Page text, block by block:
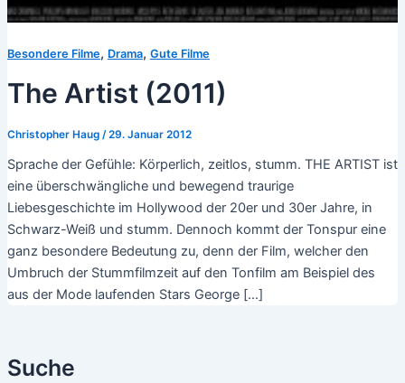
Suche
Besondere Filme, Drama, Gute Filme
The Artist (2011)
Christopher Haug /29. Januar 2012
Sprache der Gefühle: Körperlich, zeitlos, stumm. THE ARTIST ist
eine überschwängliche und bewegend traurige
Liebesgeschichte im Hollywood der 20er und 30er Jahre, in
Schwarz-Weiß und stumm. Dennoch kommt der Tonspur eine
ganz besondere Bedeutung zu, denn der Film, welcher den
Umbruch der Stummfilmzeit auf den Tonfilm am Beispiel des
aus der Mode laufenden Stars George […]